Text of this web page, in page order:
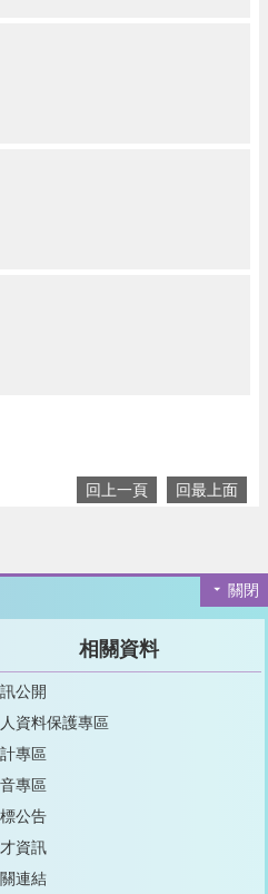
回上一頁 回最上面
關閉
相關資料
公開
資料保護專區
專區
專區
公告
資訊
連結